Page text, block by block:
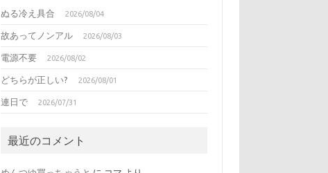
ぬる冷え具合 2026/08/04
故あってノンアル 2026/08/03
電源不要 2026/08/02
どちらが正しい? 2026/08/01
連日で 2026/07/31
最近のコメント